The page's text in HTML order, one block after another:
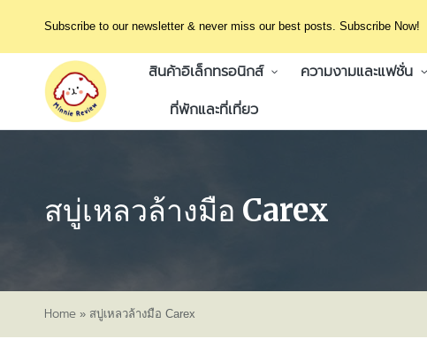
Subscribe to our newsletter & never miss our best posts. Subscribe Now!
สินค้าอิเล็กทรอนิกส์ ความงามและแฟชั่น
ที่พักและที่เที่ยว
สบู่เหลวล้างมือ Carex
Home » สบู่เหลวล้างมือ Carex